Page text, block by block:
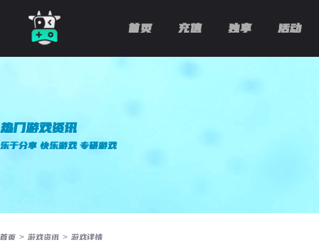
首页 充值 独享 活动
热门游戏资讯
乐于分享 快乐游戏 专研游戏
首页 > 游戏资讯 > 游戏详情